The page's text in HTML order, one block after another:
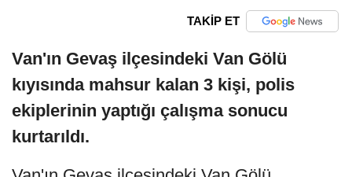
TAKİP ET
Van'ın Gevaş ilçesindeki Van Gölü
kıyısında mahsur kalan 3 kişi, polis
ekiplerinin yaptığı çalışma sonucu
kurtarıldı.